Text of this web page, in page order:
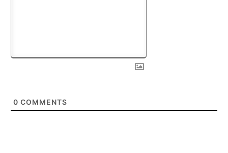
0 COMMENTS